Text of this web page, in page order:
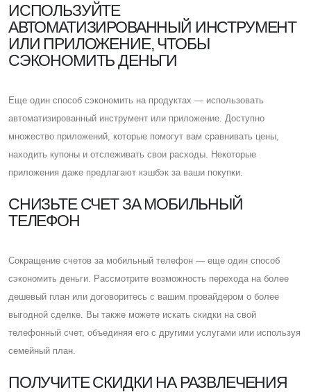
ИСПОЛЬЗУЙТЕ
АВТОМАТИЗИРОВАННЫЙ ИНСТРУМЕНТ
ИЛИ ПРИЛОЖЕНИЕ, ЧТОБЫ
СЭКОНОМИТЬ ДЕНЬГИ
Eще один способ сэкономить на продуктах — использовать
автоматизированный инструмент или приложение. Доступно
множество приложений, которые помогут вам сравнивать цены,
находить купоны и отслеживать свои расходы. Некоторые
приложения даже предлагают кэшбэк за ваши покупки.
CНИЗЬТЕ СЧЕТ ЗА МОБИЛЬНЫЙ
ТЕЛЕФОН
Cокращение счетов за мобильный телефон — еще один способ
сэкономить деньги. Рассмотрите возможность перехода на более
дешевый план или договоритесь с вашим провайдером о более
выгодной сделке. Вы также можете искать скидки на свой
телефонный счет, объединяя его с другими услугами или используя
семейный план.
ПОЛУЧИТЕ СКИДКИ НА РАЗВЛЕЧЕНИЯ